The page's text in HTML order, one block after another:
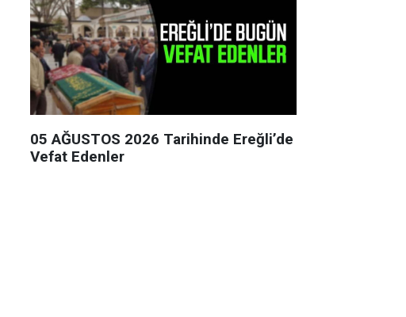
05 AĞUSTOS 2026 Tarihinde Ereğli’de
Vefat Edenler